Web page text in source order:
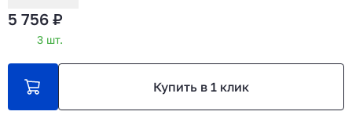
5 756 ₽
3 шт.
Купить в 1 клик